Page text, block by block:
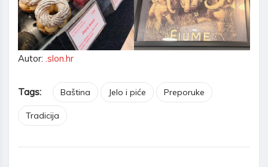
Autor: .slon.hr
Tags: Baština Jelo i piće Preporuke
Tradicija